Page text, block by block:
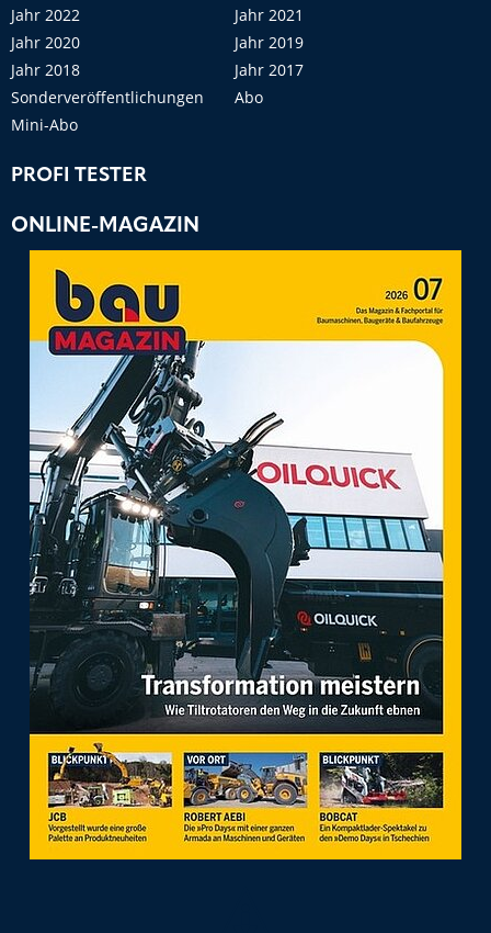
Jahr 2022
Jahr 2021
Jahr 2020
Jahr 2019
Jahr 2018
Jahr 2017
Sonderveröffentlichungen
Abo
Mini-Abo
PROFI TESTER
ONLINE-MAGAZIN